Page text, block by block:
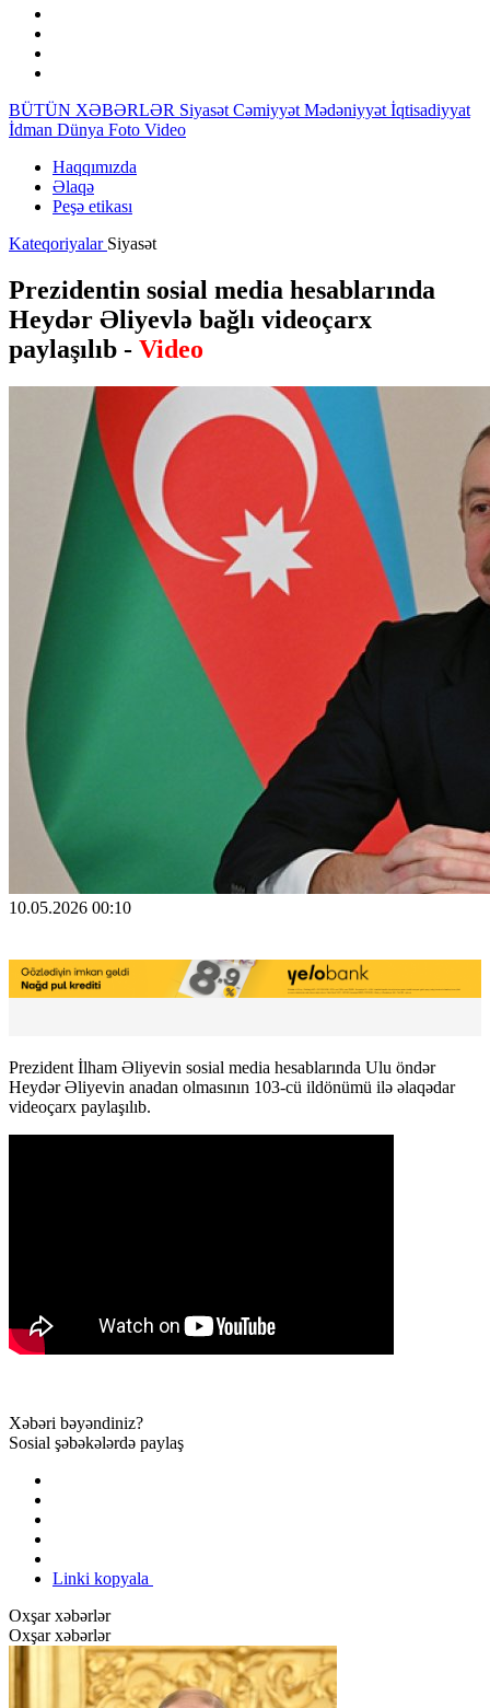
BÜTÜN XƏBƏRLƏR Siyasət Cəmiyyət Mədəniyyət İqtisadiyyat
İdman Dünya Foto Video
Haqqımızda
Əlaqə
Peşə etikası
Kateqoriyalar Siyasət
Prezidentin sosial media hesablarında
Heydər Əliyevlə bağlı videoçarx
paylaşılıb - Video
10.05.2026 00:10
Prezident İlham Əliyevin sosial media hesablarında Ulu öndər
Heydər Əliyevin anadan olmasının 103-cü ildönümü ilə əlaqədar
videoçarx paylaşılıb.
Xəbəri bəyəndiniz?
Sosial şəbəkələrdə paylaş
Linki kopyala
Oxşar xəbərlər
Oxşar xəbərlər